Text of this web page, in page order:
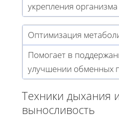
укрепления организма
Оптимизация
Помогает в
улучшении обменных
Техники дыхания
выносливость